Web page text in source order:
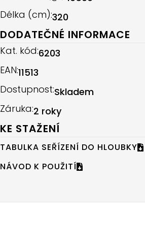
Délka (cm):320
DODATEČNÉ INFORMACE
Kat. kód:6203
EAN:11513
Dostupnost:Skladem
Záruka:2 roky
KE STAŽENÍ
TABULKA SEŘÍZENÍ DO HLOUBKY
NÁVOD K POUŽITÍ